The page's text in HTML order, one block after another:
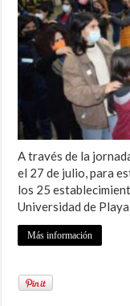
A través de la
el 27 de julio, para
los 25
Universidad de
Más información